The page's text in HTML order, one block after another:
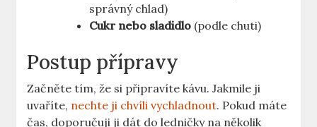
správný chlad)
Cukr nebo sladidlo (podle ‌chuti)
Postup přípravy
Začněte tím, že si připravíte kávu. Jakmile ji
uvaříte, nechte ji chvíli vychladnout. Pokud máte
čas, doporučuji ji dát do ledničky⁣ na několik